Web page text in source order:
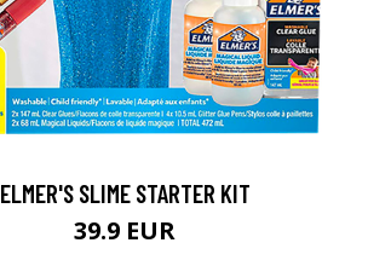
ELMER'S SLIME STARTER KIT
39.9 EUR